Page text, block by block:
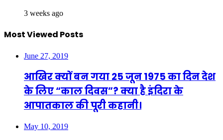
3 weeks ago
Most Viewed Posts
June 27, 2019
आखिर क्यों बन गया 25 जून 1975 का दिन देश
के लिए “काल दिवस”? क्या है इंदिरा के
आपातकाल की पूरी कहानी।
May 10, 2019